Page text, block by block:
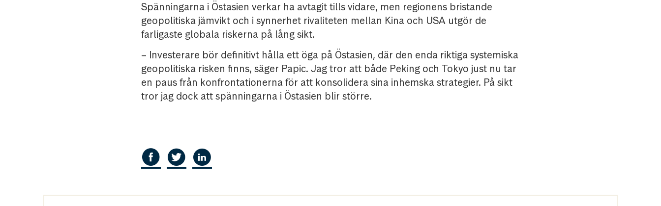
Spänningarna i Östasien verkar ha avtagit tills vidare, men regionens bristande
geopolitiska jämvikt och i synnerhet rivaliteten mellan Kina och USA utgör de
farligaste globala riskerna på lång sikt.
– Investerare bör definitivt hålla ett öga på Östasien, där den enda riktiga systemiska
geopolitiska risken finns, säger Papic. Jag tror att både Peking och Tokyo just nu tar
en paus från konfrontationerna för att konsolidera sina inhemska strategier. På sikt
tror jag dock att spänningarna i Östasien blir större.